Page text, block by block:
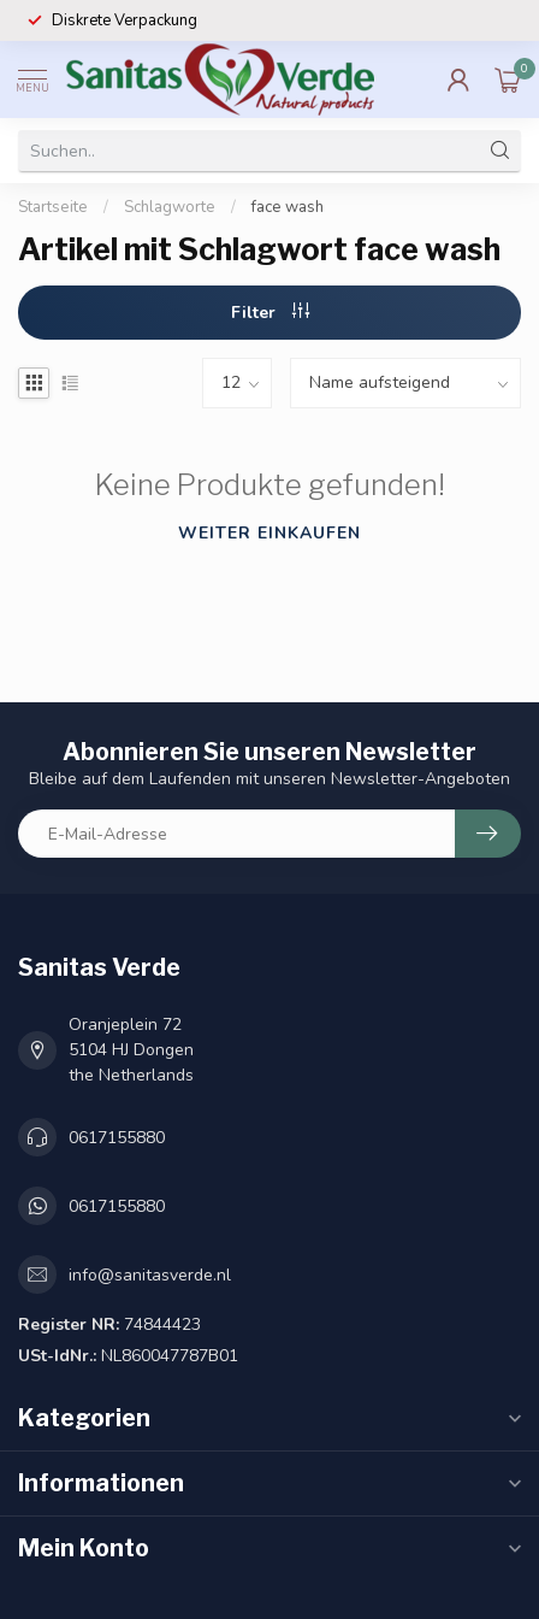
Diskrete Verpackung
MENU
0
Startseite / Schlagworte / face wash
Artikel mit Schlagwort face wash
Filter
Keine Produkte gefunden!
WEITER EINKAUFEN
Abonnieren Sie unseren Newsletter
Bleibe auf dem Laufenden mit unseren Newsletter-Angeboten
Sanitas Verde
Oranjeplein 72
5104 HJ Dongen
the Netherlands
0617155880
0617155880
info@sanitasverde.nl
Register NR: 74844423
USt-IdNr.: NL860047787B01
Kategorien
Informationen
Mein Konto